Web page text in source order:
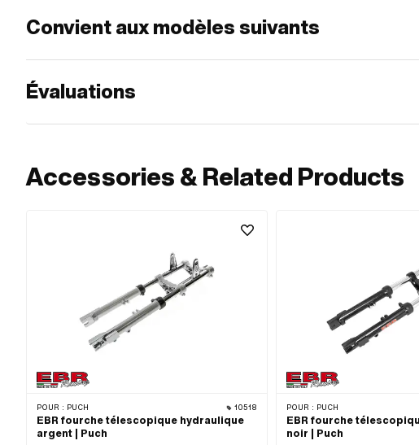
Convient aux modèles suivants
Évaluations
Accessories & Related Products
POUR : PUCH 10518
EBR fourche télescopique hydraulique
argent | Puch
POUR : PUCH
EBR fourche
noir | Puch